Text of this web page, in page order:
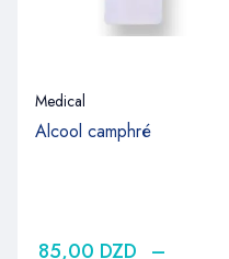
Medical
Alcool camphré
85,00 DZD –